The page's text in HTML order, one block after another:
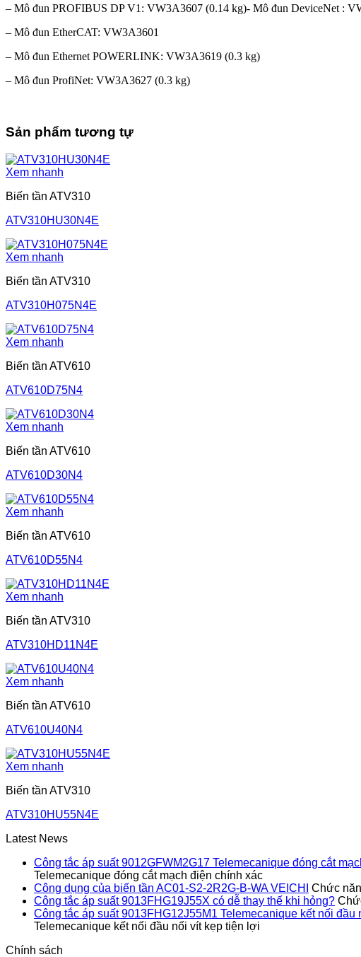
– Mô đun PROFIBUS DP V1: VW3A3607 (0.14 kg)- Mô đun DeviceNet :
– Mô đun EtherCAT: VW3A3601
– Mô đun Ethernet POWERLINK: VW3A3619 (0.3 kg)
– Mô đun ProfiNet: VW3A3627 (0.3 kg)
Sản phẩm tương tự
Xem nhanh
Biến tần ATV310
ATV310HU30N4E
Xem nhanh
Biến tần ATV310
ATV310H075N4E
Xem nhanh
Biến tần ATV610
ATV610D75N4
Xem nhanh
Biến tần ATV610
ATV610D30N4
Xem nhanh
Biến tần ATV610
ATV610D55N4
Xem nhanh
Biến tần ATV310
ATV310HD11N4E
Xem nhanh
Biến tần ATV610
ATV610U40N4
Xem nhanh
Biến tần ATV310
ATV310HU55N4E
Latest News
Công tắc áp suất 9012GFWM2G17 Telemecanique đóng cắt
Telemecanique đóng cắt mạch điện chính xác
Công dụng của biến tần AC01-S2-2R2G-B-WA VEICHI
Chức
Công tắc áp suất 9013FHG19J55X có dễ thay thế khi hỏng?
Công tắc áp suất 9013FHG12J55M1 Telemecanique kết nối đầu
Telemecanique kết nối đầu nối vít kẹp tiện lợi
Chính sách